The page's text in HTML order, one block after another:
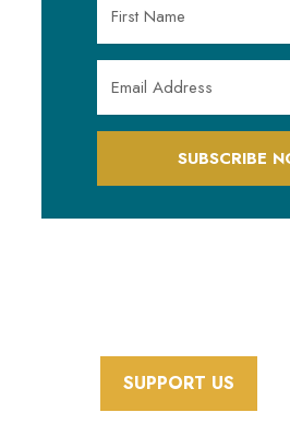
SUBSCRIBE
SUPPORT US